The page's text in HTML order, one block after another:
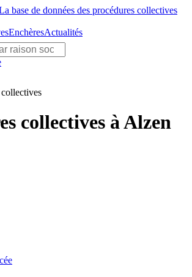
base de données des procédures collectives
EnchèresActualités
collectives à Alzen